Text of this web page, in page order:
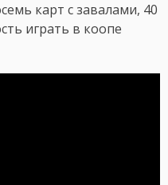
карт с завалами, 40
играть в коопе